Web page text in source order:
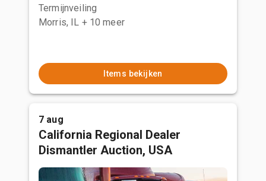
Termijnveiling
Morris, IL + 10 meer
Items bekijken
7 aug
California Regional Dealer
Dismantler Auction, USA